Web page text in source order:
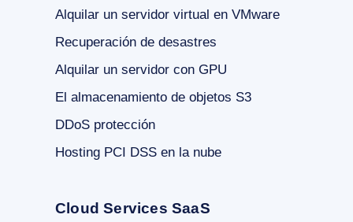
Alquilar un servidor virtual en VMware
Recuperación de desastres
Alquilar un servidor con GPU
El almacenamiento de objetos S3
DDoS protección
Hosting PCI DSS en la nube
Cloud Services SaaS